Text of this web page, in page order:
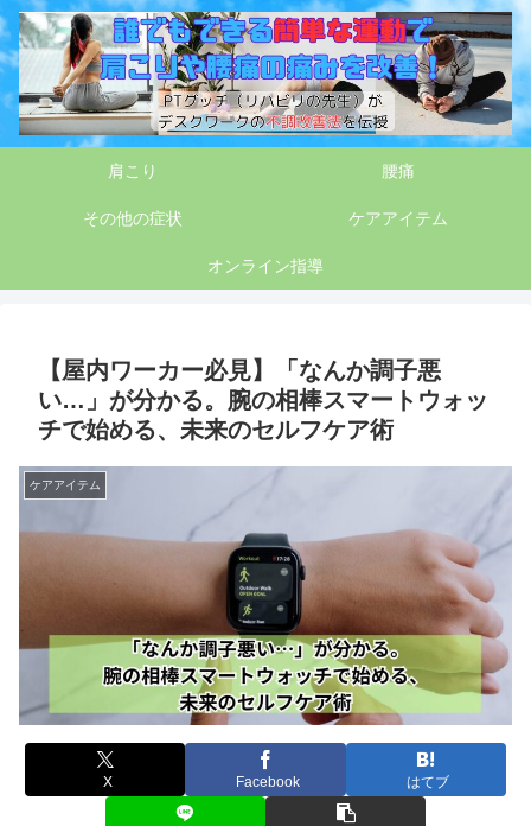
肩こり 腰痛
その他の症状 ケアアイテム
オンライン指導
【屋内ワーカー必見】「なんか調子悪
い…」が分かる。腕の相棒スマートウォッ
チで始める、未来のセルフケア術
ケアアイテム
X Facebook はてブ